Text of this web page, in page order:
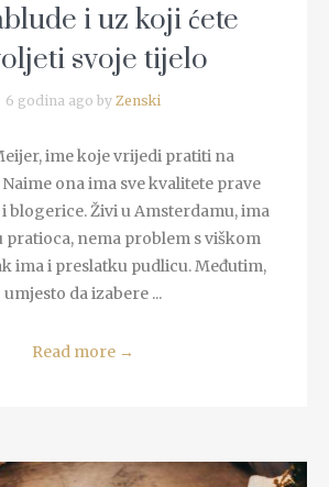
i uz koji ćete
svoje tijelo
6 godina ago by Zenski
ime koje vrijedi pratiti na
ona ima sve kvalitete prave
blogerice. Živi u Amsterdamu, ima
pratioca, nema problem s viškom
ima i preslatku pudlicu. Međutim,
umjesto da izabere ...
Read more →